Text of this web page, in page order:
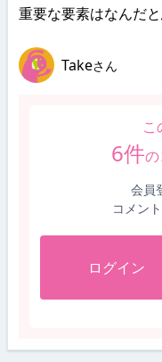
重要な要素はなんだ
Takeさん
こ
6件
会員
コメン
ログイン